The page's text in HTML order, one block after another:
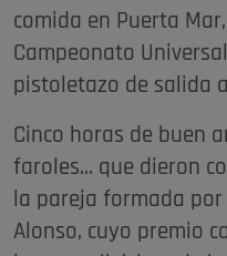
comida en Puerta
Campeonato
pistoletazo de salida
Cinco horas de buen
faroles... que dieron
la pareja formada
Alonso, cuyo premio